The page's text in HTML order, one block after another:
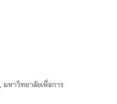
, มหาวิทยาลัยเพื่อการ